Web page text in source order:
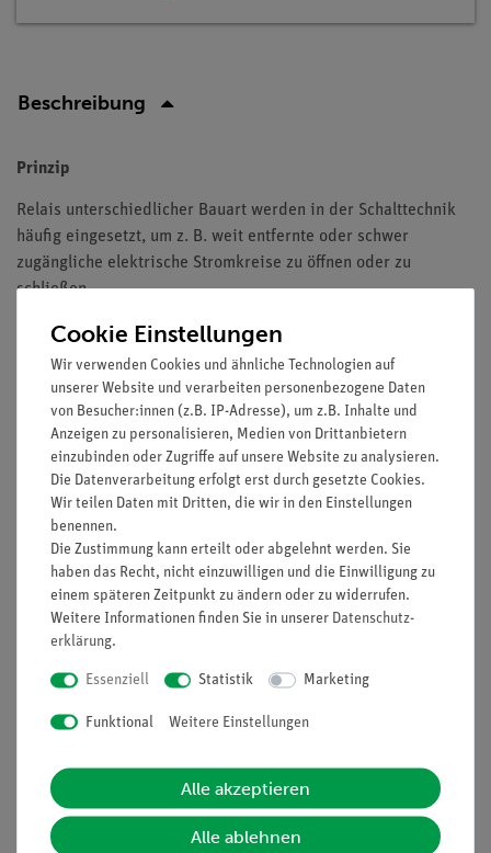
Beschreibung
Prinzip
Relais unterschiedlicher Bauart werden in der Schalttechnik
häufig eingesetzt, um z. B. weit entfernte oder schwer
zugängliche elektrische Stromkreise zu öffnen oder zu
schließen.
elektromagnetisches Relais im Prinzip funktioniert.
Vorteile
Keine zusätzlichen Kabelverbindungen zwischen den
Bausteinen nötig - übersichtlicherer und schnellerer
Aufbau
Kontaktsicherheit durch puzzelartig verzahnbare
Bausteine
Hartvergoldete, korrosionsbeständige Kontakte
Doppelter Lernerfolg: Elektrischer Schaltplan auf der
Ober- und reele Bauteile auf der Unterseite sichtbar
Aufgaben
Wie können Schaltvorgänge mit Hilfe von Elektromagneten
ausgelöst werden?
elektromagnetischen Schalters.
Cookie Einstellungen
Wir verwenden Cookies und ähnliche Technologien auf
unserer Website und verarbeiten personenbezogene Daten
von Besucher:innen (z.B. IP-Adresse), um z.B. Inhalte und
Anzeigen zu personalisieren, Medien von Drittanbietern
einzubinden oder Zugriffe auf unsere Website zu analysieren.
Die Datenverarbeitung erfolgt erst durch gesetzte Cookies.
Wir teilen Daten mit Dritten, die wir in den Einstellungen
benennen.
Die Zustimmung kann erteilt oder abgelehnt werden. Sie
haben das Recht, nicht einzuwilligen und die Einwilligung zu
einem späteren Zeitpunkt zu ändern oder zu widerrufen.
Weitere Informationen finden Sie in unserer Daten­schutz­
erklärung.
Essenziell Statistik Marketing
Funktional Weitere Einstellungen
Alle akzeptieren
Alle ablehnen